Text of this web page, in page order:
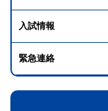
入試情報
緊急連絡